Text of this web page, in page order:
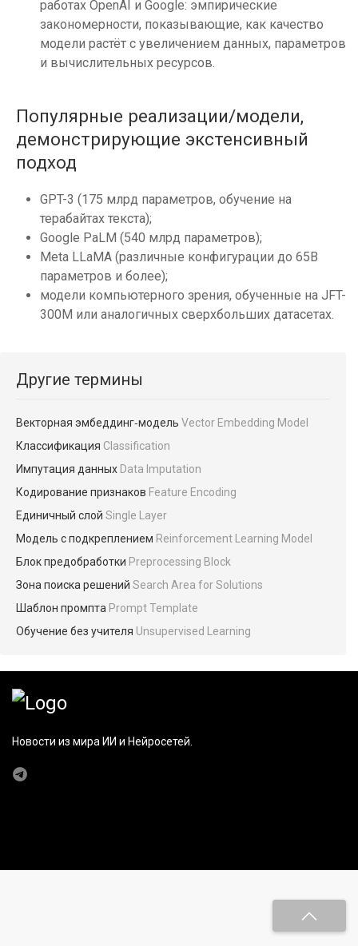
работах OpenAI и Google: эмпирические
закономерности, показывающие, как качество
модели растёт с увеличением данных, параметров
и вычислительных ресурсов.
Популярные реализации/модели,
демонстрирующие экстенсивный
подход
GPT-3 (175 млрд параметров, обучение на
терабайтах текста);
Google PaLM (540 млрд параметров);
Meta LLaMA (различные конфигурации до 65B
параметров и более);
модели компьютерного зрения, обученные на JFT-
300M или аналогичных сверхбольших датасетах.
Другие термины
Векторная эмбеддинг‑модель Vector Embedding Model
Классификация Classification
Импутация данных Data Imputation
Кодирование признаков Feature Encoding
Единичный слой Single Layer
Модель с подкреплением Reinforcement Learning Model
Блок предобработки Preprocessing Block
Зона поиска решений Search Area for Solutions
Шаблон промпта Prompt Template
Обучение без учителя Unsupervised Learning
Новости из мира ИИ и Нейросетей.